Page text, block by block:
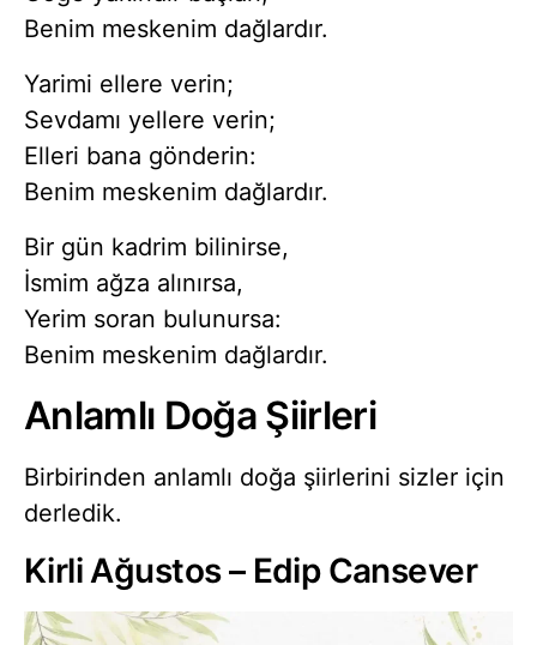
Benim meskenim dağlardır.
Yarimi ellere verin;
Sevdamı yellere verin;
Elleri bana gönderin:
Benim meskenim dağlardır.
Bir gün kadrim bilinirse,
İsmim ağza alınırsa,
Yerim soran bulunursa:
Benim meskenim dağlardır.
Anlamlı Doğa Şiirleri
Birbirinden anlamlı doğa şiirlerini sizler için
derledik.
Kirli Ağustos – Edip Cansever